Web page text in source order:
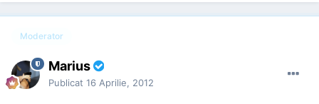
Moderator
Marius
Publicat 16 Aprilie, 2012